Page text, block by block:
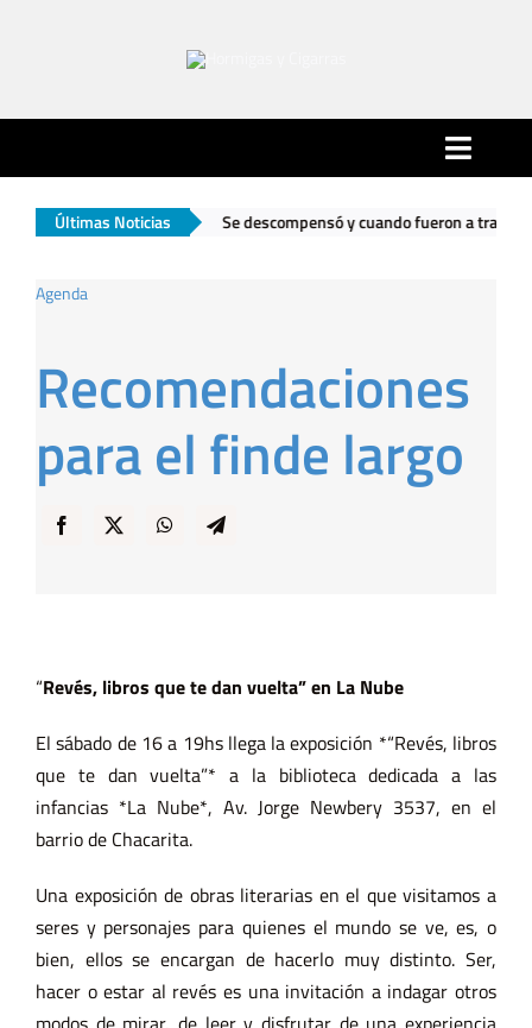
Toggle
Inicio
Ciudad
Actualidad
Últimas Noticias
| Se descompensó y cuando fueron a trasladarlo
Agenda
Recomendaciones
para el finde largo
“Revés, libros que te dan vuelta” en La Nube
El sábado de 16 a 19hs llega la exposición *“Revés, libros
que te dan vuelta”* a la biblioteca dedicada a las
infancias *La Nube*, Av. Jorge Newbery 3537, en el
barrio de Chacarita.
Una exposición de obras literarias en el que visitamos a
seres y personajes para quienes el mundo se ve, es, o
bien, ellos se encargan de hacerlo muy distinto. Ser,
hacer o estar al revés es una invitación a indagar otros